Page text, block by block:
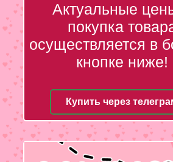
Актуальные
покупка
осуществляется в
кнопке ниже!
Купить через